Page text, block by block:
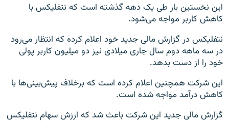
این نخستین بار طی یک دهه گذشته است که نتفلیکس با
کاهش کاربر مواجه می‌شود.
نتفلیکس در گزارش مالی جدید خود اعلام کرده که انتظار می‌رود
در سه ماهه دوم سال جاری میلادی نیز دو میلیون کاربر پولی
خود را از دست بدهد.
این شرکت همچنین اعلام کرده است که برخلاف پیش‌بینی‌ها با
کاهش درآمد مواجه شده است.
گزارش مالی جدید این شرکت باعث شد که ارزش سهام نتفلیکس